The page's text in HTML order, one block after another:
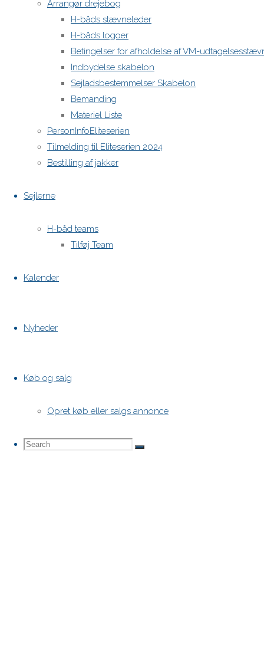
Arrangør drejebog
H-båds stævneleder
H-båds logoer
Betingelser for afholdelse af VM-
Indbydelse skabelon
Sejladsbestemmelser Skabelon
Bemanding
Materiel Liste
PersonInfoEliteserien
Tilmelding til Eliteserien 2024
Bestilling af jakker
Sejlerne
H-båd teams
Tilføj Team
Kalender
Nyheder
Køb og salg
Opret køb eller salgs annonce
Search
Search
Search